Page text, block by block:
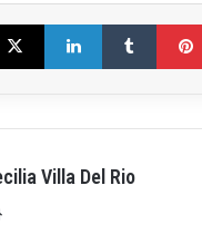
X LinkedIn Tumblr
Villa Del Rio